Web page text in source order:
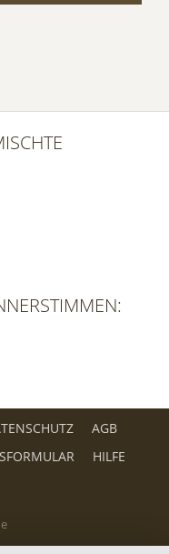
AGB
HILFE